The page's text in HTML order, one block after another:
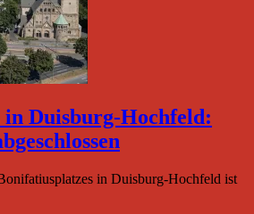
Duisburg-Hochfeld:
in Duisburg-Hochfeld ist